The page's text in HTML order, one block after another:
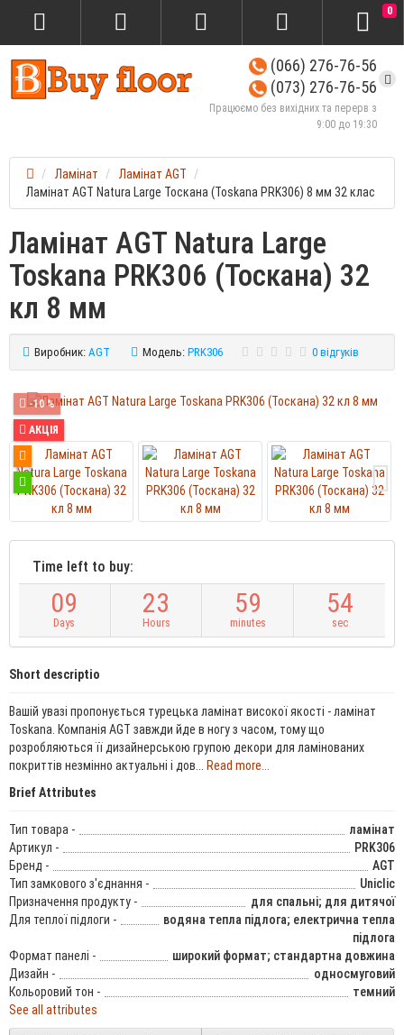
(066) 276-76-56
(073) 276-76-56
Працюємо без вихідних та перерв з
9:00 до 19:30
0
Ламінат
Ламінат AGT
Ламінат AGT Natura Large Тоскана (Toskana PRK306) 8 мм 32 клас
Ламінат AGT Natura Large
Toskana PRK306 (Тоскана) 32
кл 8 мм
Виробник: AGT Модель: PRK306 0 відгуків
-10 %
АКЦІЯ
Time left to buy:
09
Days
23
Hours
59
minutes
54
sec
Short descriptio
Вашій увазі пропонується турецька ламінат високої якості - ламінат
Toskana. Компанія AGT завжди йде в ногу з часом, тому що
розробляються її дизайнерською групою декори для ламінованих
покриттів незмінно актуальні і дов... Read more...
Brief Attributes
Тип товара -
ламінат
Артикул -
PRK306
Бренд -
AGT
Тип замкового з'єднання -
Uniclic
Призначення продукту -
для спальні; для дитячої
Для теплої підлоги -
водяна тепла підлога; електрична тепла
підлога
Формат панелі -
широкий формат; стандартна довжина
Дизайн -
односмуговий
Кольоровий тон -
темний
See all attributes